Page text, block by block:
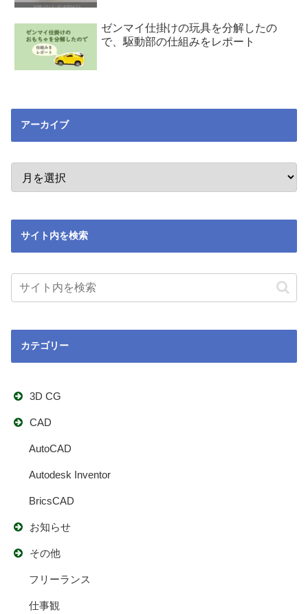
ゼンマイ仕掛けの玩具を分解したの
で、駆動部の仕組みをレポート
アーカイブ
サイト内を検索
カテゴリー
3D CG
CAD
AutoCAD
Autodesk Inventor
BricsCAD
お知らせ
その他
フリーランス
仕事観